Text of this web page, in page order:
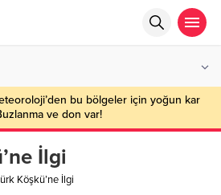
bu bölgeler için yoğun kar
ve don var!
İlgi
Köşkü’ne İlgi